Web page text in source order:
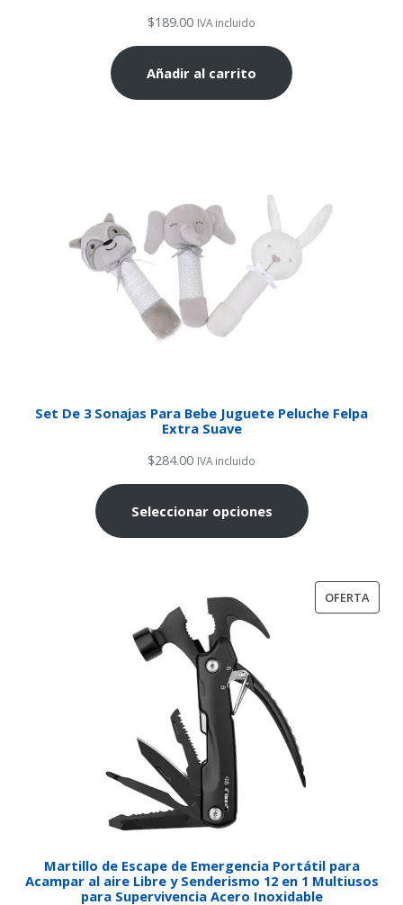
$189.00 IVA incluido
Añadir al carrito
Set De 3 Sonajas Para Bebe Juguete Peluche Felpa
Extra Suave
$284.00 IVA incluido
Seleccionar opciones
OFERTA
Martillo de Escape de Emergencia Portátil para
Acampar al aire Libre y Senderismo 12 en 1 Multiusos
para Supervivencia Acero Inoxidable